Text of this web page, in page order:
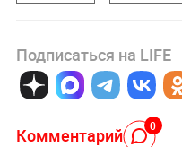
Подписаться на LIFE
Комментарий 0